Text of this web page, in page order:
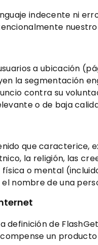
indecente ni
a ubicación
la segmentación
contra su
o de baja
que caracterice,
la religión, las
o mental
nombre de una
definición de
un